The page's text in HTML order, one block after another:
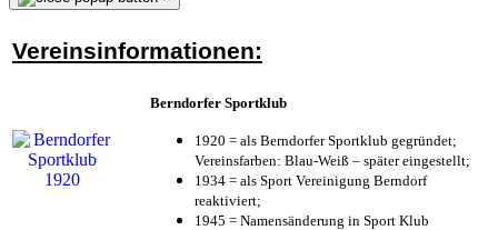
Vereinsinformationen:
Berndorfer Sportklub
1920 = als Berndorfer Sportklub gegründet;
Vereinsfarben: Blau-Weiß – später eingestellt;
1934 = als Sport Vereinigung Berndorf
reaktiviert;
1945 = Namensänderung in Sport Klub